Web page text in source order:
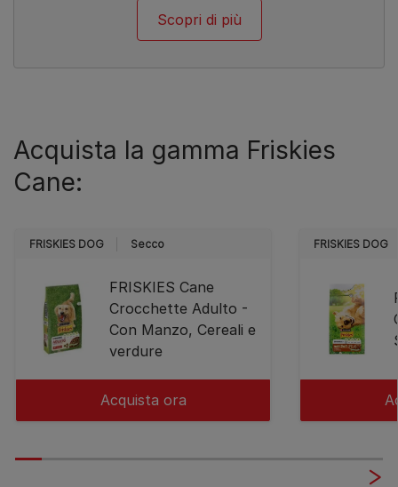
Scopri di più
Acquista la gamma Friskies
Cane:
FRISKIES DOG Secco
FRISKIES Cane
Crocchette Adulto -
Con Manzo, Cereali e
verdure
Acquista ora
FRISKIES DOG